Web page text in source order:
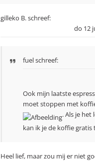
gilleko B.schreef:
do 12
fuel schreef:
Ook mijn laatste
moet stoppen met
. Als je het
kan ik je de koffie gratis
Heel lief, maar zou mij er niet